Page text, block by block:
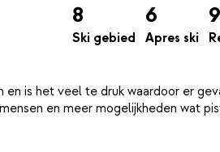
8
Ski gebied
6
Apres ski
9
is het veel te druk waardoor er
en meer mogelijkheden wat